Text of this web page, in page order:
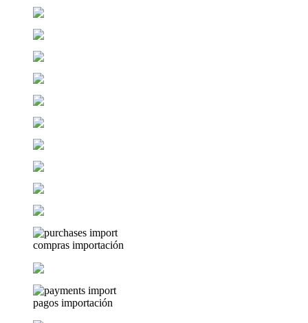
compras importación
pagos importación